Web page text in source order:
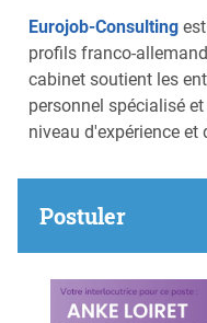
Eurojob-Consulting
profils franco-
cabinet soutient les
personnel spécialisé
niveau d'expérience et
Postuler